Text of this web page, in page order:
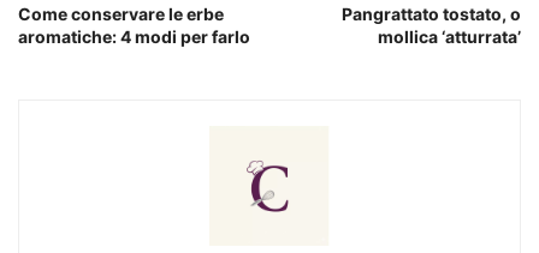
Come conservare le erbe
aromatiche: 4 modi per farlo
Pangrattato tostato, o
mollica ‘atturrata’